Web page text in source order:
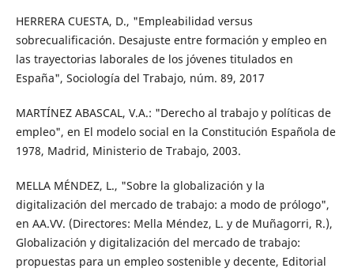
HERRERA CUESTA, D., "Empleabilidad versus
sobrecualificación. Desajuste entre formación y empleo en
las trayectorias laborales de los jóvenes titulados en
España", Sociología del Trabajo, núm. 89, 2017
MARTÍNEZ ABASCAL, V.A.: "Derecho al trabajo y políticas de
empleo", en El modelo social en la Constitución Española de
1978, Madrid, Ministerio de Trabajo, 2003.
MELLA MÉNDEZ, L., "Sobre la globalización y la
digitalización del mercado de trabajo: a modo de prólogo",
en AA.VV. (Directores: Mella Méndez, L. y de Muñagorri, R.),
Globalización y digitalización del mercado de trabajo:
propuestas para un empleo sostenible y decente, Editorial